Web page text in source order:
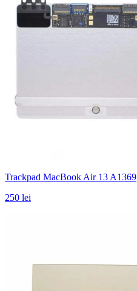
Trackpad MacBook Air 13 A1369
250 lei